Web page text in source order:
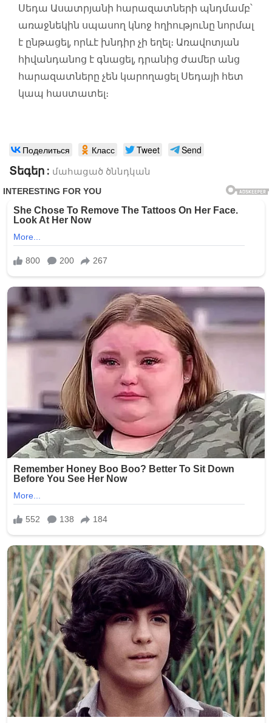
Սեդա Ասատրյանի հարազատների պնդմամբ՝
առաջնեկին սպասող կնոջ հղիությունը նորմալ
է ընթացել, որևէ խնդիր չի եղել։ Առավոտյան
հիվանդանոց է գնացել, դրանից ժամեր անց
հարազատները չեն կարողացել Սեդայի հետ
կապ հաստատել։
Поделиться Класс Tweet Send
Տեգեր : մահացած ծննդկան